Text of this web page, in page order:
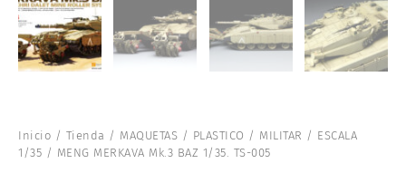
Inicio / Tienda / MAQUETAS / PLASTICO / MILITAR / ESCALA
1/35 / MENG MERKAVA Mk.3 BAZ 1/35. TS-005